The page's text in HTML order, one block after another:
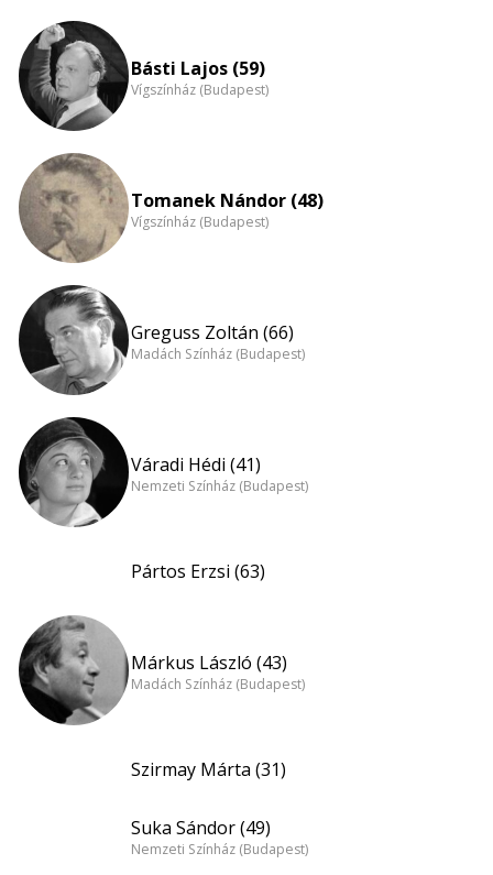
Básti Lajos (59)
Vígszínház (Budapest)
Tomanek Nándor (48)
Vígszínház (Budapest)
Greguss Zoltán (66)
Madách Színház (Budapest)
Váradi Hédi (41)
Nemzeti Színház (Budapest)
Pártos Erzsi (63)
Márkus László (43)
Madách Színház (Budapest)
Szirmay Márta (31)
Suka Sándor (49)
Nemzeti Színház (Budapest)